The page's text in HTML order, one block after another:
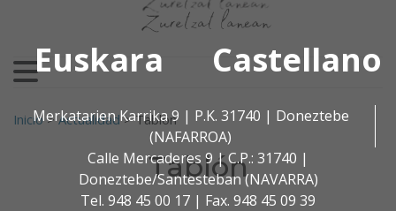
Euskara Castellano
Merkatarien Karrika 9 | P.K. 31740 | Doneztebe
(NAFARROA)
Calle Mercaderes 9 | C.P.: 31740 |
Doneztebe/Santesteban (NAVARRA)
Tel. 948 45 00 17 | Fax. 948 45 09 39
Buscar:
Inicio>Actualidad>Tablón
Tablón